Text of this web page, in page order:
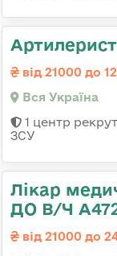
Артилерист
від 21000 до
Вся Україна
1 центр
ЗСУ
Лікар
ДО В/Ч
від 21000 до